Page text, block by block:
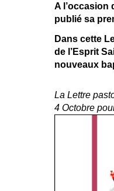
A l’occasion
publié sa
Dans cette
de l’Esprit
nouveaux
La Lettre
4 Octobre